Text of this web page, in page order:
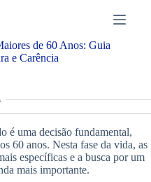
de 60 Anos: Guia
e Carência
é uma decisão fundamental,
60 anos. Nesta fase da vida, as
específicas e a busca por um
mais importante.